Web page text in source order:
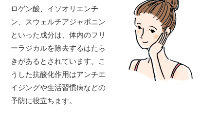
ロゲン酸、イソオリエンチ
ン、スウェルチアジャポニン
といった成分は、体内のフリ
ーラジカルを除去するはたら
きがあるとされています。こ
うした抗酸化作用はアンチエ
イジングや生活習慣病などの
予防に役立ちます。